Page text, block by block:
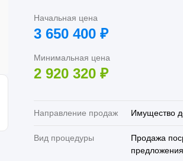
Начальная цена
3 650 400 ₽
Минимальная цена
2 920 320 ₽
Направление продаж Имущество
Вид процедуры
Продажа
предложения